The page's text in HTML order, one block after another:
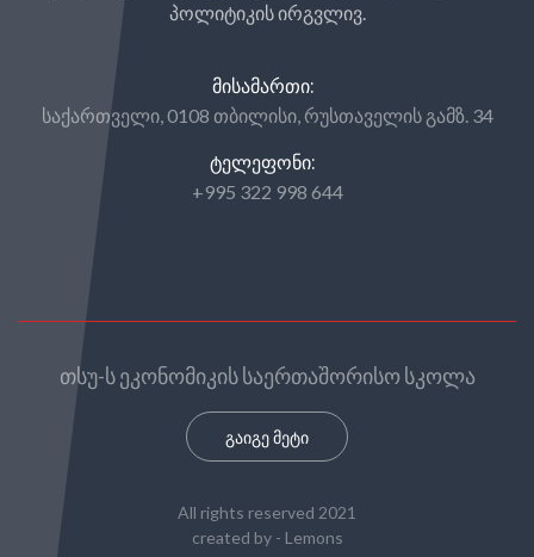
პოლიტიკის ირგვლივ.
ᲛᲘᲡᲐᲛᲐᲠᲗᲘ:
საქართველი, 0108 თბილისი, რუსთაველის გამზ. 34
ᲢᲔᲚᲔᲤᲝᲜᲘ:
+995 322 998 644
თსუ-ს ეკონომიკის საერთაშორისო სკოლა
გაიგე მეტი
All rights reserved 2021
created by - Lemons